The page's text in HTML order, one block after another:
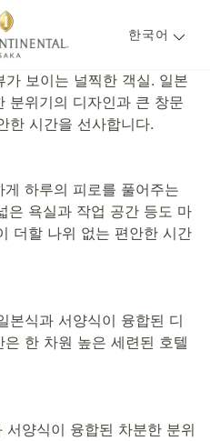
한국어
보이는 널찍한 객실. 일본
분위기의 디자인과 큰 창문
한 시간을 선사합니다.
하루의 피로를 풀어주는
은 욕실과 작업 공간 등도 마
더할 나위 없는 편안한 시간
본식과 서양식이 융합된 디
한 차원 높은 세련된 호텔
양식이 융합된 차분한 분위